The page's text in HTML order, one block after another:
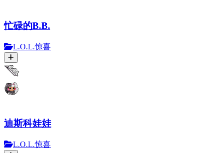
忙碌的B.B.
L.O.L.惊喜
迪斯科娃娃
L.O.L.惊喜